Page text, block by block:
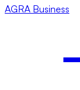
AGRA Business